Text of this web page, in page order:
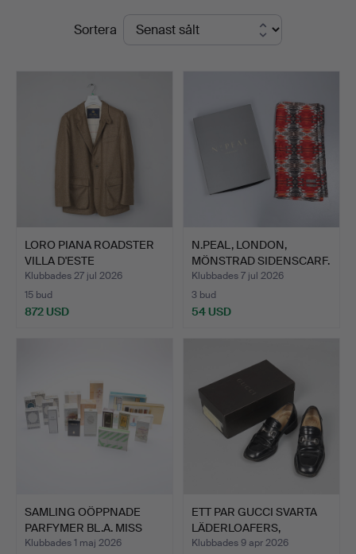
Auctions
SlutpriserSortera
LORO PIANA ROADSTER
VILLA D'ESTE
KASHMIRJA…
Klubbades 27 jul 2026
15 bud
872 USD
N.PEAL, LONDON,
MÖNSTRAD SIDENSCARF.
Klubbades 7 jul 2026
3 bud
54 USD
SAMLING OÖPPNADE
PARFYMER BL.A. MISS
DIOR,…
Klubbades 1 maj 2026
ETT PAR GUCCI SVARTA
LÄDERLOAFERS,
STORLEK…
Klubbades 9 apr 2026